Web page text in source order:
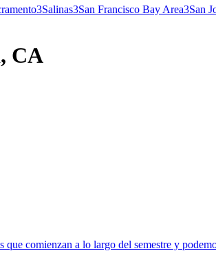
3Salinas3San Francisco Bay Area3San
CA
comienzan a lo largo del semestre y